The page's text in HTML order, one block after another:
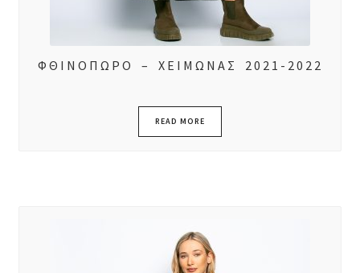
ΦΘΙΝΟΠΩΡΟ – ΧΕΙΜΩΝΑΣ 2021-2022
READ MORE